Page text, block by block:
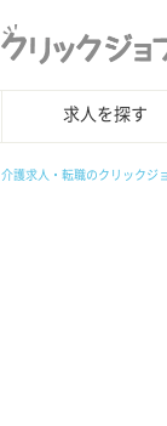
求人を探す
介護求人・転職のクリックジ